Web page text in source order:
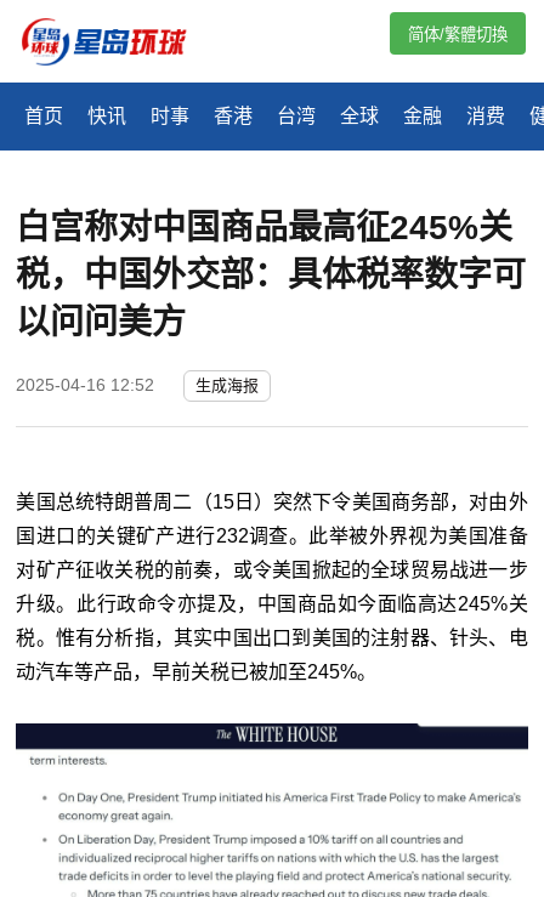
首页 快讯 时事 香港 台湾 全球 金融 消费
简体/繁體切換
白宫称对中国商品最高征245%关
税，中国外交部：具体税率数字可
以问问美方
2025-04-16 12:52 生成海报
美国总统特朗普周二（15日）突然下令美国商务部，对由外
国进口的关键矿产进行232调查。此举被外界视为美国准备
对矿产征收关税的前奏，或令美国掀起的全球贸易战进一步
升级。此行政命令亦提及，中国商品如今面临高达245%关
税。惟有分析指，其实中国出口到美国的注射器、针头、电
动汽车等产品，早前关税已被加至245%。